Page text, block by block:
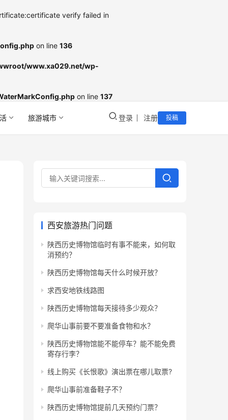
verify failed in
on line 136
www.xa029.net/wp-
on line 137
旅游城市 登录 注册 投稿
西安旅游热门问题
陕西历史博物馆临时有事不能来，如何取
消预约？
陕西历史博物馆每天什么时候开放？
求西安地铁线路图
陕西历史博物馆每天接待多少观众？
爬华山事前要不要准备食物和水？
陕西历史博物馆能不能停车？能不能免费
寄存行李？
线上购买《长恨歌》演出票在哪儿取票?
爬华山事前准备鞋子不？
陕西历史博物馆提前几天预约门票？